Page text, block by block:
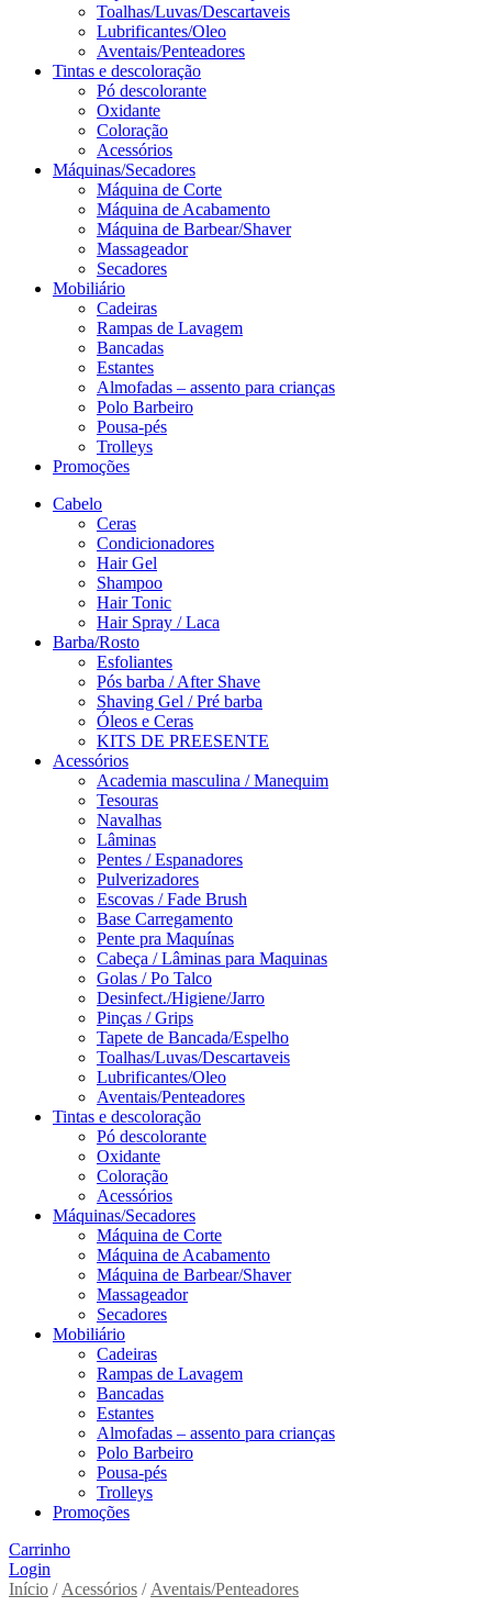
Toalhas/Luvas/Descartaveis
Lubrificantes/Oleo
Aventais/Penteadores
Tintas e descoloração
Pó descolorante
Oxidante
Coloração
Acessórios
Máquinas/Secadores
Máquina de Corte
Máquina de Acabamento
Máquina de Barbear/Shaver
Massageador
Secadores
Mobiliário
Cadeiras
Rampas de Lavagem
Bancadas
Estantes
Almofadas – assento para crianças
Polo Barbeiro
Pousa-pés
Trolleys
Promoções
Cabelo
Ceras
Condicionadores
Hair Gel
Shampoo
Hair Tonic
Hair Spray / Laca
Barba/Rosto
Esfoliantes
Pós barba / After Shave
Shaving Gel / Pré barba
Óleos e Ceras
KITS DE PREESENTE
Acessórios
Academia masculina / Manequim
Tesouras
Navalhas
Lâminas
Pentes / Espanadores
Pulverizadores
Escovas / Fade Brush
Base Carregamento
Pente pra Maquínas
Cabeça / Lâminas para Maquinas
Golas / Po Talco
Desinfect./Higiene/Jarro
Pinças / Grips
Tapete de Bancada/Espelho
Toalhas/Luvas/Descartaveis
Lubrificantes/Oleo
Aventais/Penteadores
Tintas e descoloração
Pó descolorante
Oxidante
Coloração
Acessórios
Máquinas/Secadores
Máquina de Corte
Máquina de Acabamento
Máquina de Barbear/Shaver
Massageador
Secadores
Mobiliário
Cadeiras
Rampas de Lavagem
Bancadas
Estantes
Almofadas – assento para crianças
Polo Barbeiro
Pousa-pés
Trolleys
Promoções
Carrinho
Login
Início / Acessórios / Aventais/Penteadores